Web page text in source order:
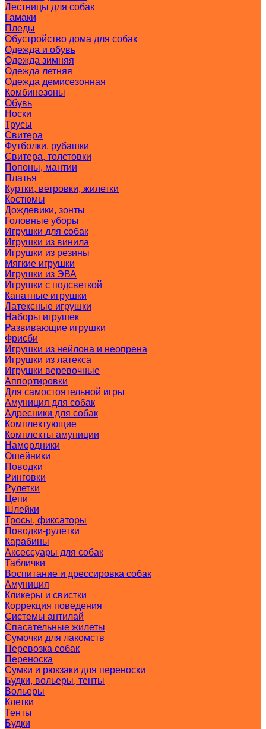
Лестницы для собак
Гамаки
Пледы
Обустройство дома для собак
Одежда и обувь
Одежда зимняя
Одежда летняя
Одежда демисезонная
Комбинезоны
Обувь
Носки
Трусы
Свитера
Футболки, рубашки
Свитера, толстовки
Попоны, мантии
Платья
Куртки, ветровки, жилетки
Костюмы
Дождевики, зонты
Головные уборы
Игрушки для собак
Игрушки из винила
Игрушки из резины
Мягкие игрушки
Игрушки из ЭВА
Игрушки с подсветкой
Канатные игрушки
Латексные игрушки
Наборы игрушек
Развивающие игрушки
Фрисби
Игрушки из нейлона и неопрена
Игрушки из латекса
Игрушки веревочные
Аппортировки
Для самостоятельной игры
Амуниция для собак
Адресники для собак
Комплектующие
Комплекты амуниции
Намордники
Ошейники
Поводки
Ринговки
Рулетки
Цепи
Шлейки
Тросы, фиксаторы
Поводки-рулетки
Карабины
Аксессуары для собак
Таблички
Воспитание и дрессировка собак
Амуниция
Кликеры и свистки
Коррекция поведения
Системы антилай
Спасательные жилеты
Сумочки для лакомств
Перевозка собак
Переноска
Сумки и рюкзаки для переноски
Будки, вольеры, тенты
Вольеры
Клетки
Тенты
Будки